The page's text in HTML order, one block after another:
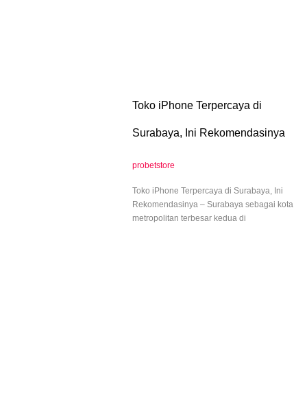
Toko iPhone Terpercaya di
Surabaya, Ini Rekomendasinya
probetstore
Toko iPhone Terpercaya di Surabaya, Ini
Rekomendasinya – Surabaya sebagai kota
metropolitan terbesar kedua di